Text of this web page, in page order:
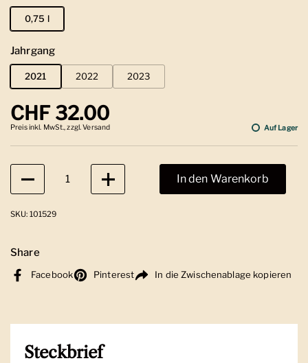
0,75 l
Jahrgang
2021 2022 2023
Regulärer Preis
CHF 32.00
Preis inkl. MwSt., zzgl. Versand Auf Lager
Anzahl
In den Warenkorb
SKU: 101529
Share
Facebook Pinterest In die Zwischenablage kopieren
Steckbrief